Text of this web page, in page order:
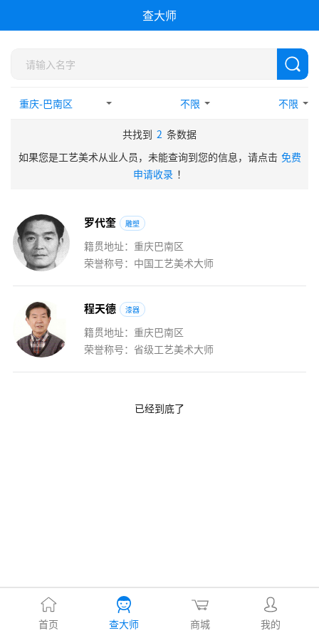
查大师
不限 不限
共找到 2 条数据
如果您是工艺美术从业人员，未能查询到您的信息，请点击 免费
申请收录 ！
罗代奎 雕塑
籍贯地址：重庆巴南区
荣誉称号：中国工艺美术大师
程天德 漆器
籍贯地址：重庆巴南区
荣誉称号：省级工艺美术大师
已经到底了
首页 查大师 商城 我的